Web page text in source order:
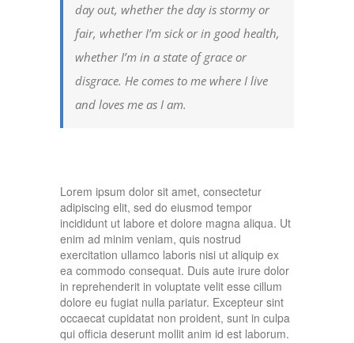
day out, whether the day is stormy or
fair, whether I’m sick or in good health,
whether I’m in a state of grace or
disgrace. He comes to me where I live
and loves me as I am.
Lorem ipsum dolor sit amet, consectetur
adipiscing elit, sed do eiusmod tempor
incididunt ut labore et dolore magna aliqua. Ut
enim ad minim veniam, quis nostrud
exercitation ullamco laboris nisi ut aliquip ex
ea commodo consequat. Duis aute irure dolor
in reprehenderit in voluptate velit esse cillum
dolore eu fugiat nulla pariatur. Excepteur sint
occaecat cupidatat non proident, sunt in culpa
qui officia deserunt mollit anim id est laborum.